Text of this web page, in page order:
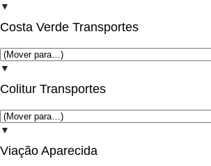
▼
Costa Verde Transportes
▼
Colitur Transportes
▼
Viação Aparecida